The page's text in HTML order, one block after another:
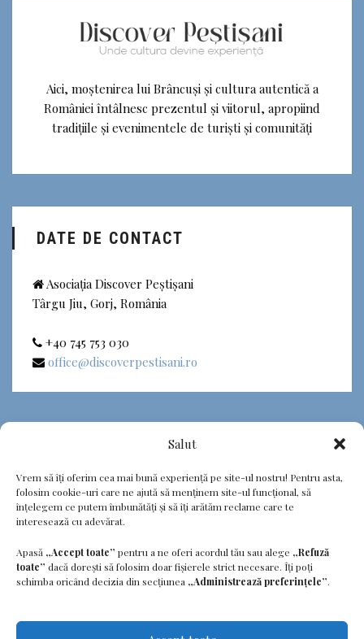
Salut
Vrem să îți oferim cea mai bună experiență pe site-ul nostru! Pentru asta,
folosim cookie-uri care ne ajută să menținem site-ul funcțional, să
înțelegem ce putem îmbunătăți și să îți arătăm reclame care te
interesează cu adevărat.
Apasă „Accept toate” pentru a ne oferi acordul tău sau alege „Refuză
toate” dacă dorești să folosim doar fișierele strict necesare. Îți poți
schimba oricând decizia din secțiunea „Administrează preferințele”.
Aici, moștenirea lui Brâncuși și cultura autentică a
României întâlnesc prezentul și viitorul, apropiind
tradițiile și evenimentele de turiști și comunități
DATE DE CONTACT
Asociația Discover Peștișani
Târgu Jiu, Gorj, România
+40 745 753 030
office@discoverpestisani.ro
Conditii de confidentialitate
Politica cookies